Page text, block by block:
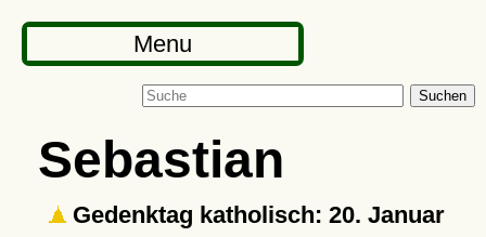
Menu
Suchen
Sebastian
Gedenktag katholisch: 20. Januar